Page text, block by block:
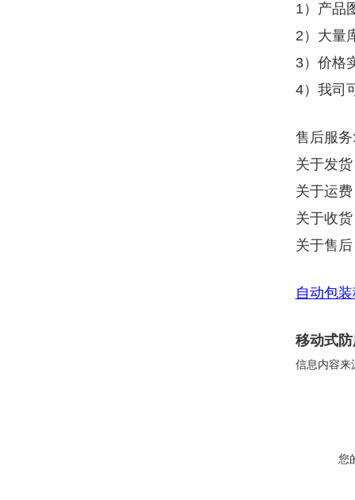
1）产品
2）大量
3）价格
4）我司
售后服务
关于发
关于运
关于收
关于售
自动包
移动式
信息内容来
您